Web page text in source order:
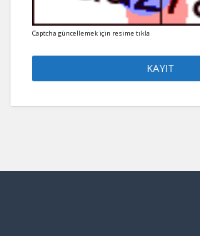
Captcha güncellemek için resime tıkla